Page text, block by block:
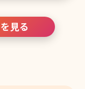
ト・副作用とダウンタ
ローラーはセルフで
見る